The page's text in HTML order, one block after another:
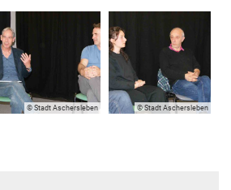
© Stadt Aschersleben © Stadt Aschersleben